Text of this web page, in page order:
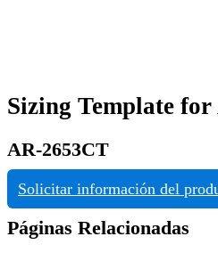
Sizing Template
AR-2653CT
Solicitar información del
Páginas Relacionadas